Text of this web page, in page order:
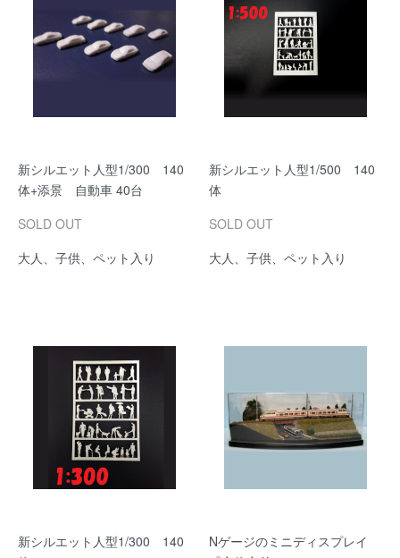
新シルエット人型1/300 140
体+添景 自動車 40台
SOLD OUT
大人、子供、ペット入り
新シルエット人型1/500 140
体
SOLD OUT
大人、子供、ペット入り
新シルエット人型1/300 140
Nゲージのミニディスプレイ